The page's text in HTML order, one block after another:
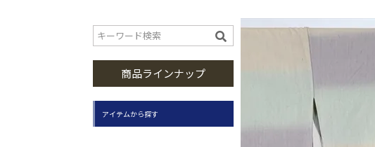
商品ラインナップ
アイテムから探す